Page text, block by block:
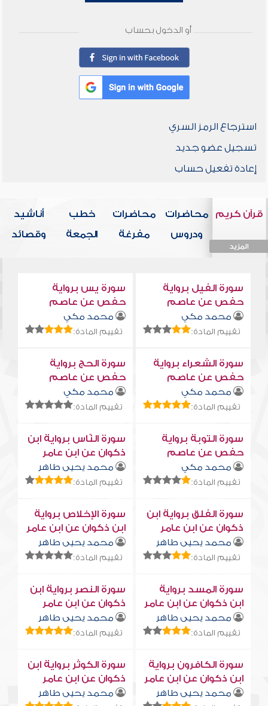
أو الدخول بحساب
استرجاع الرمز السري
تسجيل عضو جديد
إعادة تفعيل حساب
قرآن كريم
المزيد
محاضرات
ودروس
محاضرات
مفرغة
خطب
الجمعة
أناشيد
وقصائد
سورة الفيل برواية
حفص عن عاصم
محمد مكي
تقييم المادة:
سورة يس برواية
حفص عن عاصم
محمد مكي
تقييم المادة:
سورة الشعراء برواية
حفص عن عاصم
محمد مكي
تقييم المادة:
سورة الحج برواية
حفص عن عاصم
محمد مكي
تقييم المادة:
سورة التوبة برواية
حفص عن عاصم
محمد مكي
تقييم المادة:
سورة النّاس برواية ابن
ذكوان عن ابن عامر
محمد يحيى طاهر
تقييم المادة:
سورة الفلق برواية ابن
ذكوان عن ابن عامر
محمد يحيى طاهر
تقييم المادة:
سورة الإخلاص برواية
ابن ذكوان عن ابن عامر
محمد يحيى طاهر
تقييم المادة:
سورة المسد برواية
ابن ذكوان عن ابن عامر
محمد يحيى طاهر
تقييم المادة:
سورة النصر برواية ابن
ذكوان عن ابن عامر
محمد يحيى طاهر
تقييم المادة:
سورة الكافرون برواية
ابن ذكوان عن ابن عامر
محمد يحيى طاهر
سورة الكوثر برواية ابن
ذكوان عن ابن عامر
محمد يحيى طاهر